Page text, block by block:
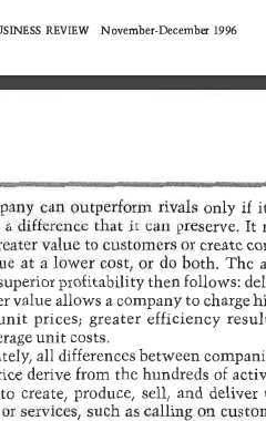
  